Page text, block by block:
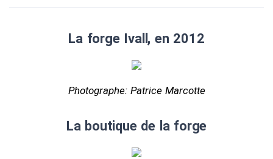
La forge Ivall, en 2012
Photographe: Patrice Marcotte
La boutique de la forge